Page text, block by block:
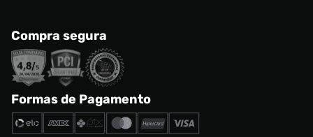
Compra segura
Formas de Pagamento